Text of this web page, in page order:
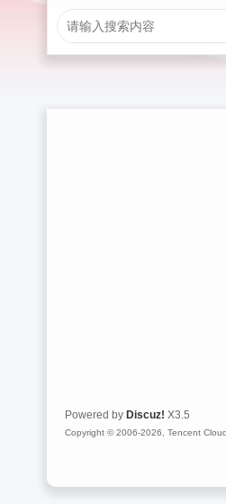
Powered by Discuz! X3.5
Copyright © 2006-2026, Tencent Cloud.